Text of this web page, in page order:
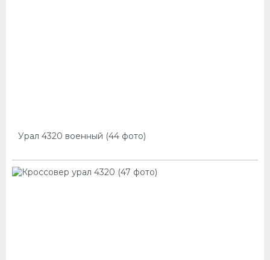
Урал 4320 военный (44 фото)